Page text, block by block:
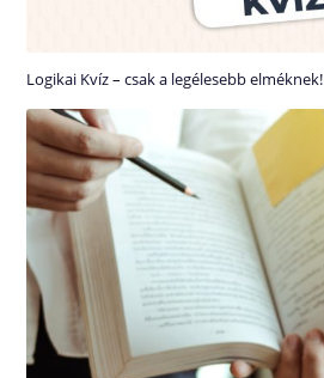
Logikai Kvíz – csak a legélesebb elméknek!